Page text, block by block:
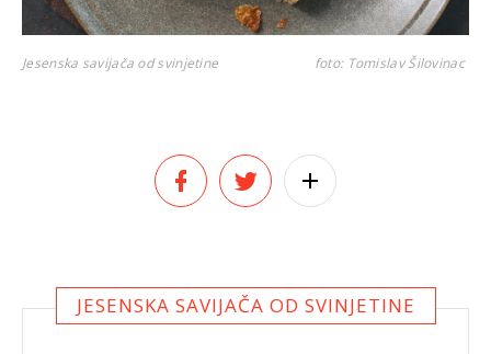
Jesenska savijača od svinjetine foto: Tomislav Šilovinac
JESENSKA SAVIJAČA OD SVINJETINE